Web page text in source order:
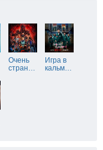
Очень
стран…
Игра в
кальм…